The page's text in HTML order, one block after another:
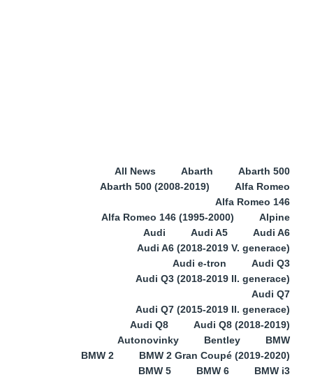
All News Abarth
Abarth 500
Abarth 500 (2008-2019)
Alfa Romeo
Alfa Romeo 146
Alfa Romeo 146 (1995-2000)
Alpine
Audi
Audi A5
Audi A6
Audi A6 (2018-2019 V. generace)
Audi e-tron
Audi Q3
Audi Q3 (2018-2019 II. generace)
Audi Q7
Audi Q7 (2015-2019 II. generace)
Audi Q8
Audi Q8 (2018-2019)
Autonovinky
Bentley
BMW
BMW 2
BMW 2 Gran Coupé (2019-2020)
BMW 5
BMW 6
BMW i3